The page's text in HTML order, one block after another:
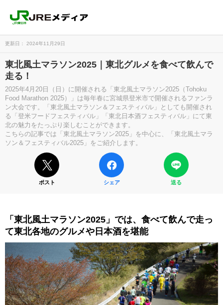
更新日： 2024年11月29日
東北風土マラソン2025｜東北グルメを食べて飲んで
走る！
2025年4月20日（日）に開催される「東北風土マラソン2025（Tohoku
Food Marathon 2025）」は毎年春に宮城県登米市で開催されるファンラ
ン大会です。「東北風土マラソン＆フェスティバル」としても開催され
る「登米フードフェスティバル」「東北日本酒フェスティバル」にて東
北の魅力をたっぷり楽しむことができます。
こちらの記事では「東北風土マラソン2025」を中心に、「東北風土マラ
ソン＆フェスティバル2025」をご紹介します。
ポスト シェア 送る
「東北風土マラソン2025」では、食べて飲んで走っ
て東北各地のグルメや日本酒を堪能